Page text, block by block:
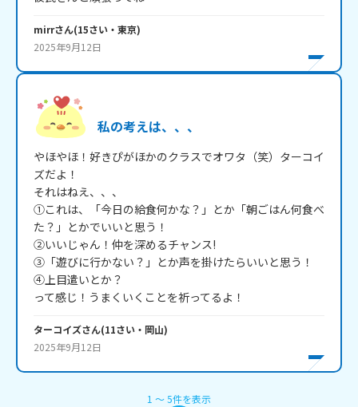
mirrさん(15さい・ 東京)
2025年9月12日
私の考えは、、、
やほやほ！好きぴがほかのクラスでオワタ（笑）ターコイ
ズだよ！
それはねえ、、、
①これは、「今日の給食何かな？」とか「朝ごはん何食べ
た？」とかでいいと思う！
②いいじゃん！仲を深めるチャンス!
③「遊びに行かない？」とか声を掛けたらいいと思う！
④上目遣いとか？
って感じ！うまくいくことを祈ってるよ！
ターコイズさん(11さい・ 岡山)
2025年9月12日
1 〜5件を表示